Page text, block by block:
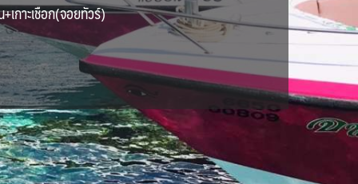
เกาะเชือก(จอยทัวร์)